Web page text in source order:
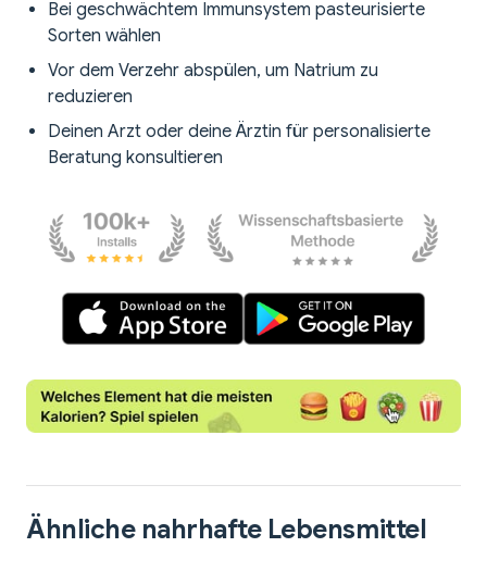
Bei geschwächtem Immunsystem pasteurisierte
Sorten wählen
Vor dem Verzehr abspülen, um Natrium zu
reduzieren
Deinen Arzt oder deine Ärztin für personalisierte
Beratung konsultieren
Ähnliche nahrhafte Lebensmittel